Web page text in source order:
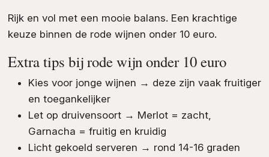
Rijk en vol met een mooie balans. Een krachtige
keuze binnen de rode wijnen onder 10 euro.
Extra tips bij rode wijn onder 10 euro
Kies voor jonge wijnen → deze zijn vaak fruitiger
en toegankelijker
Let op druivensoort → Merlot = zacht,
Garnacha = fruitig en kruidig
Licht gekoeld serveren → rond 14-16 graden